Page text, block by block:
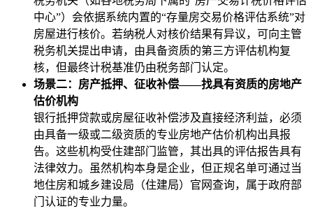
中心”）会依据系统内置的“存量房交易价格评估系统”对
房屋进行核价。若纳税人对核价结果有异议，可向主管
税务机关提出申请，由具备资质的第三方评估机构复
核，但最终计税基准仍由税务部门认定。
场景二：房产抵押、征收补偿——找具有资质的房地产
估价机构
银行抵押贷款或房屋征收补偿涉及直接经济利益，必须
由具备一级或二级资质的专业房地产估价机构出具报
告。这些机构受住建部门监管，其出具的评估报告具有
法律效力。虽然机构本身是企业，但正规名单可通过当
地住房和城乡建设局（住建局）官网查询，属于政府部
门认证的专业力量。